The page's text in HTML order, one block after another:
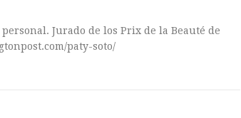
Jurado de los Prix de la Beauté de
paty-soto/